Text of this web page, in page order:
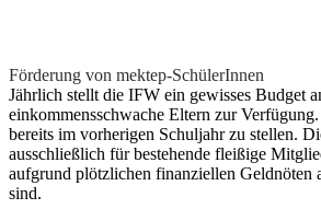
Förderung von mektep-SchülerInnen
Jährlich stellt die IFW ein gewisses Budget
einkommensschwache Eltern zur
bereits im vorherigen Schuljahr zu stellen.
ausschließlich für bestehende fleißige
aufgrund plötzlichen finanziellen Geldnöten
sind.